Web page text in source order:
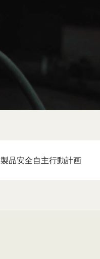
製品安全自主行動計画